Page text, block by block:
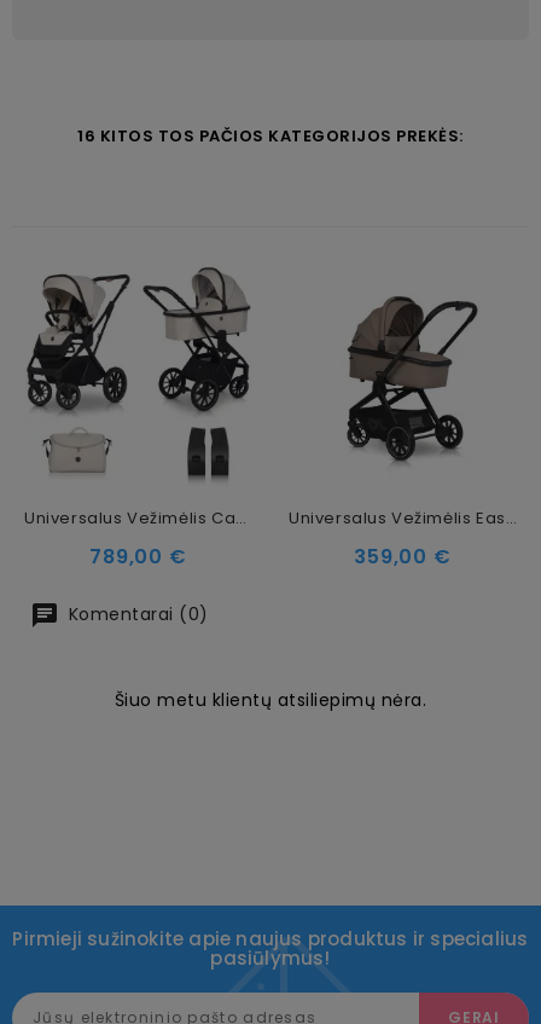
16 KITOS TOS PAČIOS KATEGORIJOS PREKĖS:
Universalus Vežimėlis Cavoe Axo Shine Champagne
Kaina
789,00 €
Universalus Vežimėlis EasyGo Reva Golden Beige
Kaina
359,00 €
Komentarai (0)
Šiuo metu klientų atsiliepimų nėra.
Pirmieji sužinokite apie naujus produktus ir specialius
pasiūlymus!